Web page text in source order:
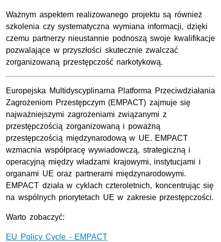
Ważnym aspektem realizowanego projektu są również
szkolenia czy systematyczna wymiana informacji, dzięki
czemu partnerzy nieustannie podnoszą swoje kwalifikacje
pozwalające w przyszłości skutecznie zwalczać
zorganizowaną przestępczość narkotykową.
Europejska Multidyscyplinarna Platforma Przeciwdziałania
Zagrożeniom Przestępczym (EMPACT) zajmuje się
najważniejszymi zagrożeniami związanymi z
przestępczością zorganizowaną i poważną
przestępczością międzynarodową w UE. EMPACT
wzmacnia współpracę wywiadowczą, strategiczną i
operacyjną między władzami krajowymi, instytucjami i
organami UE oraz partnerami międzynarodowymi.
EMPACT działa w cyklach czteroletnich, koncentrując się
na wspólnych priorytetach UE w zakresie przestępczości.
Warto zobaczyć:
EU Policy Cycle - EMPACT